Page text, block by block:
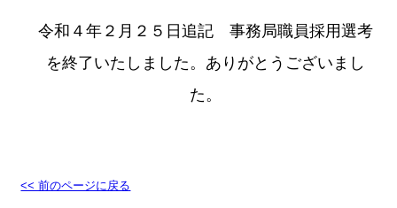
令和４年２月２５日追記 事務局職員採用選考
を終了いたしました。ありがとうございまし
た。
<< 前のページに戻る